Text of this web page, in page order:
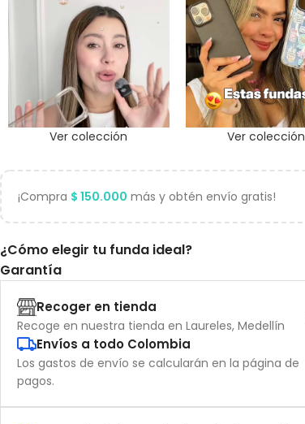
Ver colección Ver colección
¡Compra $ 150.000 más y obtén envío gratis!
¿Cómo elegir tu funda ideal?
Garantía
Recoger en tienda
Recoge en nuestra tienda en Laureles, Medellín
Envíos a todo Colombia
Los gastos de envío se calcularán en la página de
pagos.